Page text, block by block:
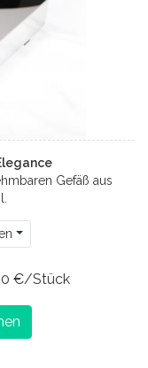
Gefäß aus
€/Stück